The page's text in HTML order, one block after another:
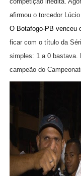
afirmou o torcedor
O Botafogo-PB venceu
ficar com o título da
simples: 1 a 0 bastava.
campeão do